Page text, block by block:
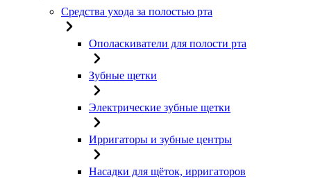
Средства ухода за полостью рта
Ополаскиватели для полости рта
Зубные щетки
Электрические зубные щетки
Ирригаторы и зубные центры
Насадки для щёток, ирригаторов